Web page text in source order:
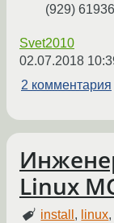
(929)
Svet2010
02.07.2018
2 комментария
Linux
install , linux,